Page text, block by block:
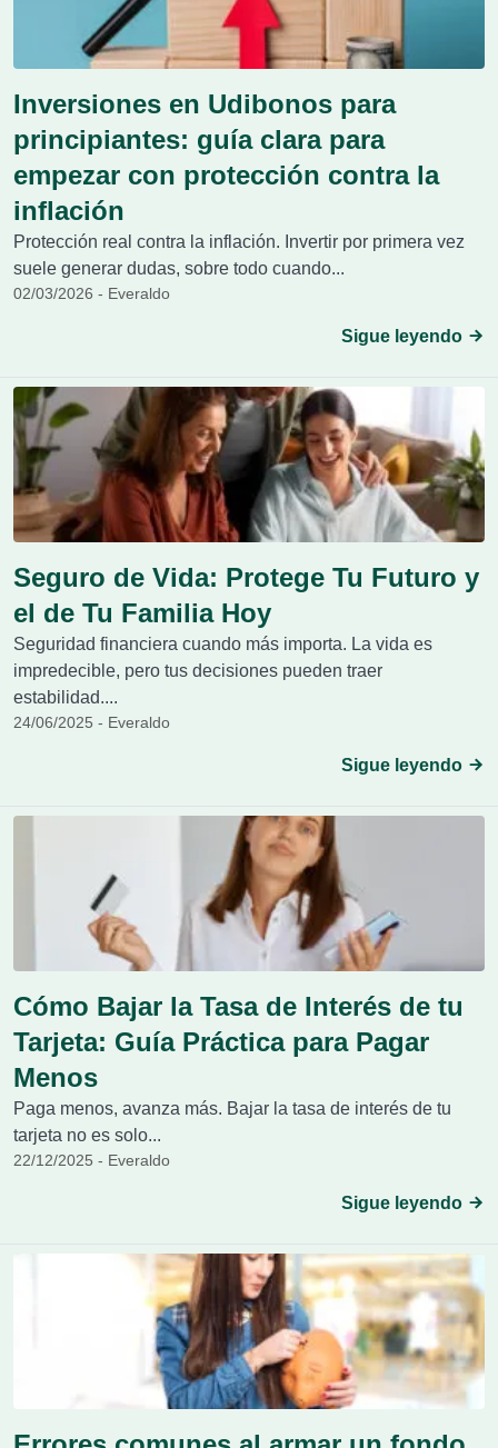
Inversiones en Udibonos para
principiantes: guía clara para
empezar con protección contra la
inflación
Protección real contra la inflación. Invertir por primera vez
suele generar dudas, sobre todo cuando...
02/03/2026 - Everaldo
Sigue leyendo
Seguro de Vida: Protege Tu Futuro y
el de Tu Familia Hoy
Seguridad financiera cuando más importa. La vida es
impredecible, pero tus decisiones pueden traer
estabilidad....
24/06/2025 - Everaldo
Sigue leyendo
Cómo Bajar la Tasa de Interés de tu
Tarjeta: Guía Práctica para Pagar
Menos
Paga menos, avanza más. Bajar la tasa de interés de tu
tarjeta no es solo...
22/12/2025 - Everaldo
Sigue leyendo